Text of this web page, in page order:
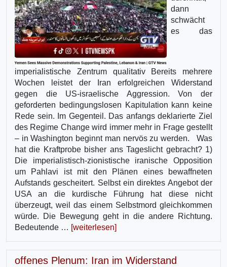
dann
schwächt
es das
imperialistische Zentrum qualitativ Bereits mehrere
Wochen leistet der Iran erfolgreichen Widerstand
gegen die US-israelische Aggression. Von der
geforderten bedingungslosen Kapitulation kann keine
Rede sein. Im Gegenteil. Das anfangs deklarierte Ziel
des Regime Change wird immer mehr in Frage gestellt
– in Washington beginnt man nervös zu werden. Was
hat die Kraftprobe bisher ans Tageslicht gebracht? 1)
Die imperialistisch-zionistische iranische Opposition
um Pahlavi ist mit den Plänen eines bewaffneten
Aufstands gescheitert. Selbst ein direktes Angebot der
USA an die kurdische Führung hat diese nicht
überzeugt, weil das einem Selbstmord gleichkommen
würde. Die Bewegung geht in die andere Richtung.
Bedeutende … [weiterlesen]
offenes Plenum: Iran im Widerstand